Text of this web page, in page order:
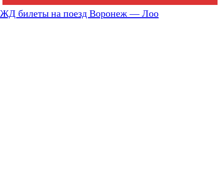
ЖД билеты на поезд Воронеж — Лоо